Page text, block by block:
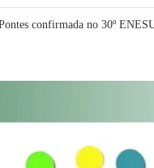
confirmada no 30º